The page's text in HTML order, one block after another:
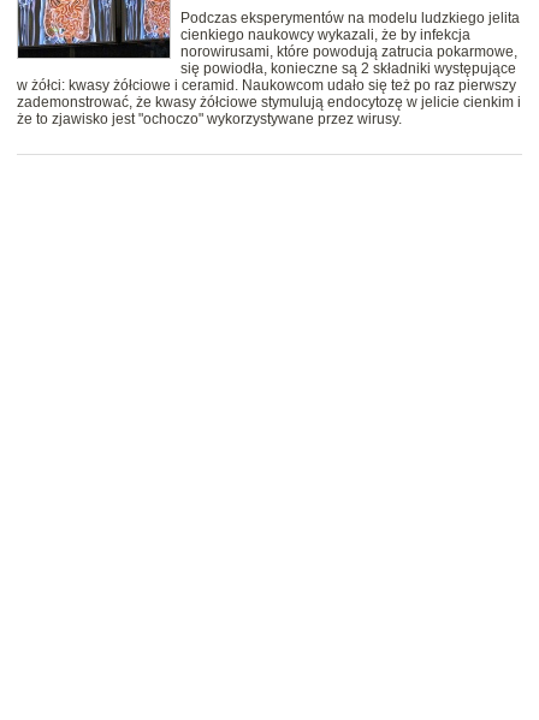
Podczas eksperymentów na modelu ludzkiego jelita
cienkiego naukowcy wykazali, że by infekcja
norowirusami, które powodują zatrucia pokarmowe,
się powiodła, konieczne są 2 składniki występujące
w żółci: kwasy żółciowe i ceramid. Naukowcom udało się też po raz pierwszy
zademonstrować, że kwasy żółciowe stymulują endocytozę w jelicie cienkim i
że to zjawisko jest "ochoczo" wykorzystywane przez wirusy.